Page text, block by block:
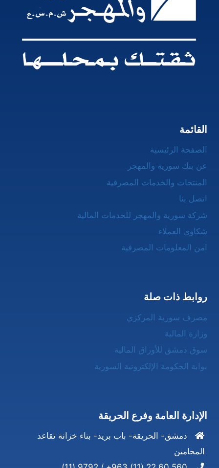
القائمة
الصفحة الرئيسية
عن بنك سورية والمهجر
المنتجات والخدمات المصرفية
اتصل بنا
شركة سورية والمهجر للخدمات المالية
شكاوى العملاء
امن المعلومات المصرفية
روابط ذات صلة
مصرف سورية المركزي
وزارة المالية
سوق دمشق للأوراق المالية
بوابة الحكومة الإلكترونية السورية
الإدارة العامة وفرع الحريقة
دمشق- الحريقة- باب بريد- بناء خزانة تقاعد
المحامين